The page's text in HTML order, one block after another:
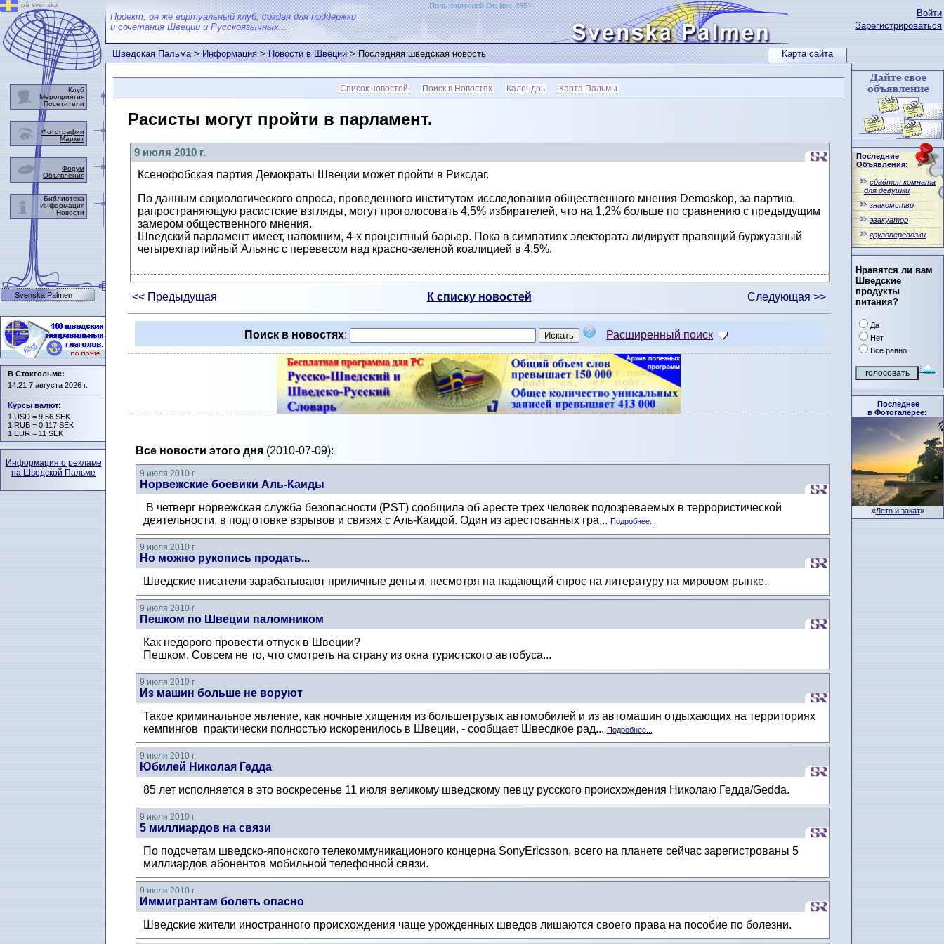
Карта сайта
Войти
Зарегистрироваться
Последние
Объявления:
сдаётся комната
для девушки
знакомство
эвакуатор
грузоперевозки
Нравятся ли вам
Шведские
продукты
питания?
Да
Нет
Все равно
Последнее
в Фотогалерее:
«Лето и закат»
Проект, он же виртуальный клуб, создан для поддержки
и сочетания Швеции и Русскоязычных...
Пользователей On-line: 3551
Шведская Пальма>Информация>Новости в Швеции> Последняя шведская новость
Список новостей Поиск в Новостях Календрь Карта Пальмы
Расисты могут пройти в парламент.
9 июля 2010 г.
Ксенофобская партия Демократы Швеции может пройти в Риксдаг.
По данным социологического опроса, проведенного институтом исследования общественного мнения Demoskop, за партию,
рапространяющую расистские взгляды, могут проголосовать 4,5% избирателей, что на 1,2% больше по сравнению с предыдущим
замером общественного мнения.
Шведский парламент имеет, напомним, 4-х процентный барьер. Пока в симпатиях электората лидирует правящий буржуазный
четырехпартийный Альянс с перевесом над красно-зеленой коалицией в 4,5%.
<< Предыдущая К списку новостей Следующая >>
Поиск в новостях: Расширенный поиск
Все новости этого дня(2010-07-09):
9 июля 2010 г.
Норвежские боевики Аль-Каиды
В четверг норвежская служба безопасности (PST) сообщила об аресте трех человек подозреваемых в террористической
деятельности, в подготовке взрывов и связях с Аль-Каидой. Один из арестованных гра... Подробнее...
9 июля 2010 г.
Но можно рукопись продать...
Шведские писатели зарабатывают приличные деньги, несмотря на падающий спрос на литературу на мировом рынке.
9 июля 2010 г.
Пешком по Швеции паломником
Как недорого провести отпуск в Швеции?
Пешком. Совсем не то, что смотреть на страну из окна туристского автобуса...
9 июля 2010 г.
Из машин больше не воруют
Такое криминальное явление, как ночные хищения из большегрузых автомобилей и из автомашин отдыхающих на территориях
кемпингов практически полностью искоренилось в Швеции, - сообщает Швесдкое рад... Подробнее...
9 июля 2010 г.
Юбилей Николая Гедда
85 лет исполняется в это воскресенье 11 июля великому шведскому певцу русского происхождения Николаю Гедда/Gedda.
9 июля 2010 г.
5 миллиардов на связи
По подсчетам шведско-японского телекоммуникационого концерна SonyEricsson, всего на планете сейчас зарегистрованы 5
миллиардов абонентов мобильной телефонной связи.
9 июля 2010 г.
Иммигрантам болеть опасно
Шведские жители иностранного происхождения чаще урожденных шведов лишаются своего права на пособие по болезни.
på svenska
Клуб
Мероприятия
Посетители
Фотографии
Маркет
Форум
Объявления
Библиотека
Информация
Новости
Svenska Palmen
В Стокгольме:
14:21 7 августа 2026 г.
Курсы валют:
1 USD = 9,56 SEK
1 RUB = 0,117 SEK
1 EUR = 11 SEK
Информация о рекламе
на Шведской Пальме